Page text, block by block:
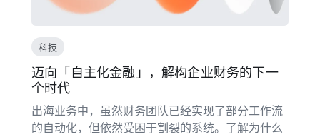
科技
迈向「自主化金融」，解构企业财务的下一
个时代
出海业务中，虽然财务团队已经实现了部分工作流
的自动化，但依然受困于割裂的系统。了解为什么